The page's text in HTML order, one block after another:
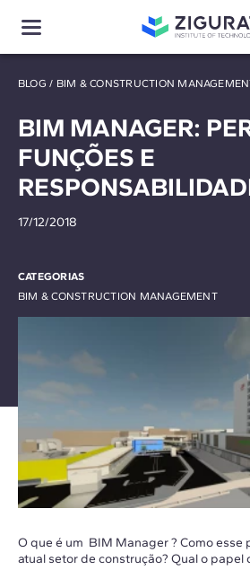
BLOG / BIM & CONSTRUCTION
BIM MANAGER:
FUNÇÕES E
17/12/2018
CATEGORIAS
BIM & CONSTRUCTION MANAGEMENT
O que é um BIM Manager ? Como esse
atual setor de construção? Qual o papel